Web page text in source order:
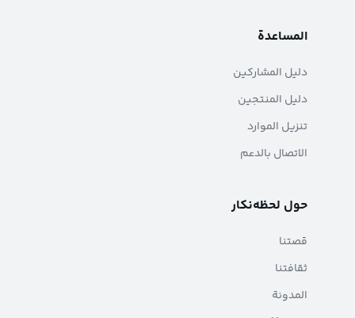
المساعدة
دليل المشاركين
دليل المنتجين
تنزيل الموارد
الاتصال بالدعم
حول لحظه‌نکار
قصتنا
ثقافتنا
المدونة